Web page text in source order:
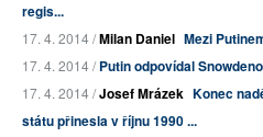
regis...
17. 4. 2014 /Milan Daniel Mezi
17. 4. 2014 /Putin odpovídal
17. 4. 2014 /Josef Mrázek Konec
státu přinesla v říjnu 1990 ...